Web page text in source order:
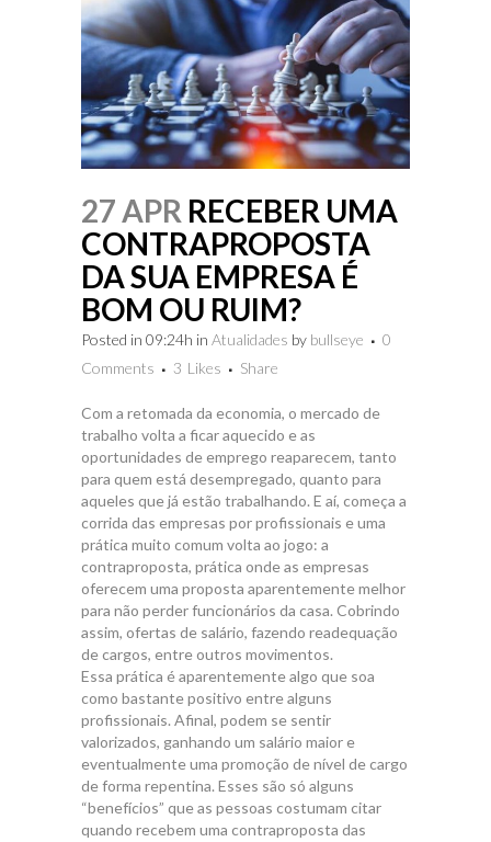
27 APR RECEBER UMA
CONTRAPROPOSTA
DA SUA EMPRESA É
BOM OU RUIM?
Posted in 09:24h in Atualidades by bullseye
0
Comments
3 Likes Share
Com a retomada da economia, o mercado de
trabalho volta a ficar aquecido e as
oportunidades de emprego reaparecem, tanto
para quem está desempregado, quanto para
aqueles que já estão trabalhando. E aí, começa a
corrida das empresas por profissionais e uma
prática muito comum volta ao jogo: a
contraproposta, prática onde as empresas
oferecem uma proposta aparentemente melhor
para não perder funcionários da casa. Cobrindo
assim, ofertas de salário, fazendo readequação
de cargos, entre outros movimentos.
Essa prática é aparentemente algo que soa
como bastante positivo entre alguns
profissionais. Afinal, podem se sentir
valorizados, ganhando um salário maior e
eventualmente uma promoção de nível de cargo
de forma repentina. Esses são só alguns
“benefícios” que as pessoas costumam citar
quando recebem uma contraproposta das